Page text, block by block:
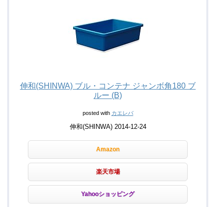
伸和(SHINWA) ブル・コンテナ ジャンボ角180 ブ
ルー (B)
posted with カエレバ
伸和(SHINWA) 2014-12-24
Amazon
楽天市場
Yahooショッピング